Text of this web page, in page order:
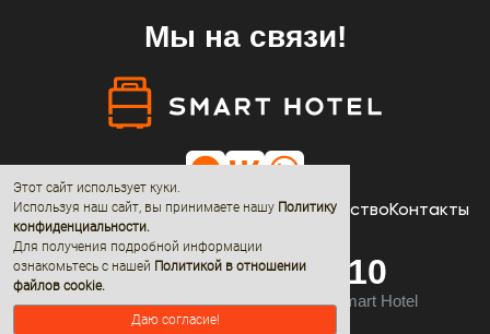
Этот сайт использует куки.
Используя наш сайт, вы принимаете нашу Политику
конфиденциальности.
Для получения подробной информации
ознакомьтесь с нашей Политикой в отношении
файлов cookie.
Даю согласие!
Мы на связи!
ОтелиАкцииНовостиО насСотрудничествоКонтакты
8 (800) 600-68-10
© 2019 - 2026 All rights reserved by Smart Hotel